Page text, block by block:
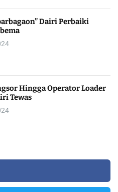
Dairi Perbaiki
Hingga Operator Loader
Tewas